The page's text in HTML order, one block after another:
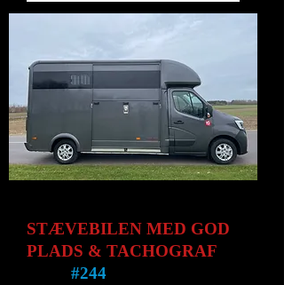
STÆVEBILEN MED GOD
PLADS & TACHOGRAF
#244